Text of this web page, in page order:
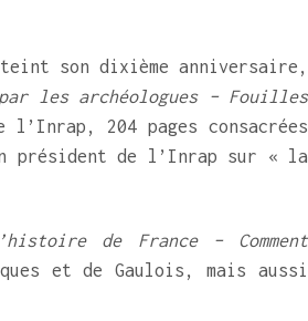
son dixième anniversaire,
les archéologues – Fouilles
204 pages consacrées
président de l’Inrap sur « la
de France – Comment
et de Gaulois, mais aussi